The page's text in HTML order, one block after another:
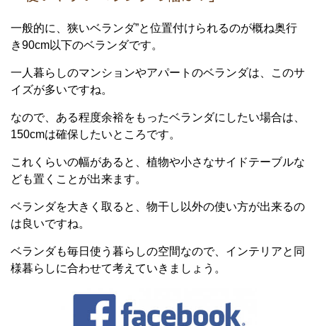
一般的に、狭いベランダ”と位置付けられるのが概ね奥行
き90cm以下のベランダです。
一人暮らしのマンションやアパートのベランダは、このサ
イズが多いですね。
なので、ある程度余裕をもったベランダにしたい場合は、
150cmは確保したいところです。
これくらいの幅があると、植物や小さなサイドテーブルな
ども置くことが出来ます。
ベランダを大きく取ると、物干し以外の使い方が出来るの
は良いですね。
ベランダも毎日使う暮らしの空間なので、インテリアと同
様暮らしに合わせて考えていきましょう。